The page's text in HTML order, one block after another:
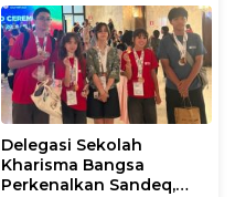
Delegasi Sekolah
Kharisma Bangsa
Perkenalkan Sandeq,